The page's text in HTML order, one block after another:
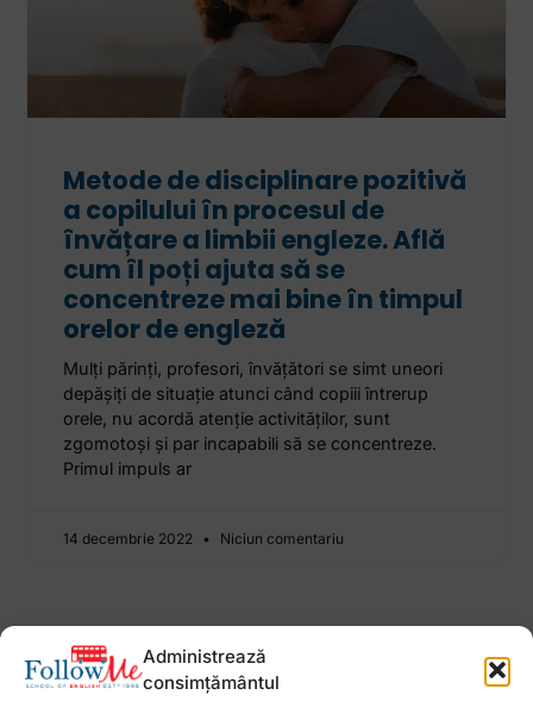
Administrează
consimțământul
Metode de disciplinare pozitivă
a copilului în procesul de
învățare a limbii engleze. Află
cum îl poți ajuta să se
concentreze mai bine în timpul
orelor de engleză
Mulți părinți, profesori, învățători se simt uneori
depășiți de situație atunci când copiii întrerup
orele, nu acordă atenție activităților, sunt
zgomotoși și par incapabili să se concentreze.
Primul impuls ar
14 decembrie 2022 Niciun comentariu
Cum crestem copii
independenti